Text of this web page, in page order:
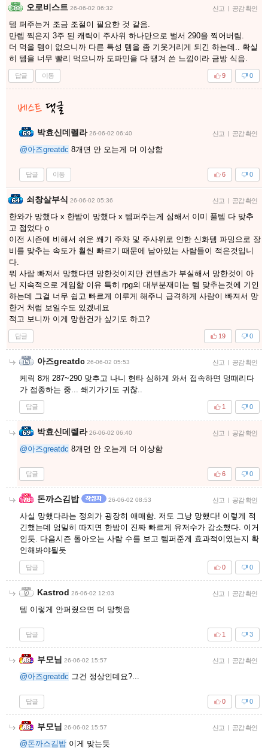
오로비스트 26-06-02 06:32 신고 | 공감 확인
템 퍼주는거 조금 조절이 필요한 것 같음.
만렙 찍은지 3주 된 캐릭이 주사위 하나만으로 벌서 290을 찍어버림.
더 먹을 템이 없으니까 다른 특성 템을 좀 기웃거리게 되긴 하는데.. 확실
히 템을 너무 빨리 먹으니까 도파민을 다 땡겨 쓴 느낌이라 금방 식음.
답글 이동 0
9
박효신데렐라 26-06-02 06:40 신고 | 공감 확인
@아즈greatdc 8개면 안 오는게 더 이상함
답글 이동 0
6
쇠창살부식 26-06-02 05:36 신고 | 공감 확인
한와가 망했다 x 한밤이 망했다 x 템퍼주는게 심해서 이미 풀템 다 맞추
고 접었다 o
이전 시즌에 비해서 쉬운 쐐기 주차 및 주사위로 인한 신화템 파밍으로 장
비를 맞추는 속도가 훨씬 빠르기 때문에 남아있는 사람들이 적은것입니
다.
뭐 사람 빠져서 망했다면 망한것이지만 컨텐츠가 부실해서 망한것이 아
닌 지속적으로 게임할 이유 특히 rpg의 대부분재미는 템 맞추는것에 기인
하는데 그걸 너무 쉽고 빠르게 이루게 해주니 급격하게 사람이 빠져서 망
한거 처럼 보일수도 있겠네요
적고 보니까 이게 망한건가 싶기도 하고?
답글 0
19
아즈greatdc 26-06-02 05:53 신고 | 공감 확인
케릭 8개 287~290 맞추고 나니 현타 심하게 와서 접속하면 멍떄리다
가 접종하는 중... 쐐기가기도 귀찮..
답글 0
1
박효신데렐라 26-06-02 06:40 신고 | 공감 확인
@아즈greatdc 8개면 안 오는게 더 이상함
답글 0
6
돈까스김밥 26-06-02 08:53 신고 | 공감 확인
사실 망했다라는 정의가 굉장히 애매함. 저도 그냥 망했다! 이렇게 적
긴했는데 엄밀히 따지면 한밤이 진짜 빠르게 유저수가 감소했다. 이거
인듯. 다음시즌 돌아오는 사람 수를 보고 템퍼준게 효과적이였는지 확
인해봐야될듯
답글 0
0
Kastrod 26-06-02 12:03 신고 | 공감 확인
템 이렇게 안퍼줬으면 더 망햇음
답글 3
1
부모님 26-06-02 15:57 신고 | 공감 확인
@아즈greatdc 그건 정상인데요?...
답글 0
0
부모님 26-06-02 15:57 신고 | 공감 확인
@돈까스김밥 이게 맞는듯